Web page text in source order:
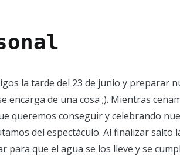
la tarde del 23 de junio y preparar
encarga de una cosa ;). Mientras
queremos conseguir y celebrando
del espectáculo. Al finalizar salto
que el agua se los lleve y se